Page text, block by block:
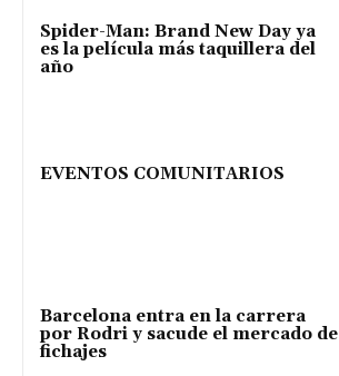
Spider-Man: Brand New Day ya
es la película más taquillera del
año
EVENTOS COMUNITARIOS
Barcelona entra en la carrera
por Rodri y sacude el mercado de
fichajes